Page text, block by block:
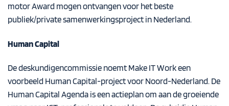
motor Award mogen ontvangen voor het beste
publiek/private samenwerkingsproject in Nederland.
Human Capital
De deskundigencommissie noemt Make IT Work een
voorbeeld Human Capital-project voor Noord-Nederland. De
Human Capital Agenda is een actieplan om aan de groeiende